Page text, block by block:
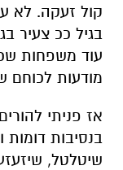
קול זעקה. לא
בגיל ככ צעיר
עוד משפחות
מודעות לכוחם
אז פניתי
בנסיבות
שיטלטל,